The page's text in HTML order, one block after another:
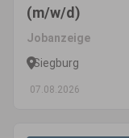
(m/w/d)
Jobanzeige
Siegburg
07.08.2026